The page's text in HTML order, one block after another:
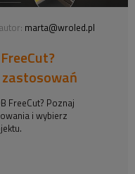
autor: marta@wroled.pl
FreeCut? Poznaj
i wybierz